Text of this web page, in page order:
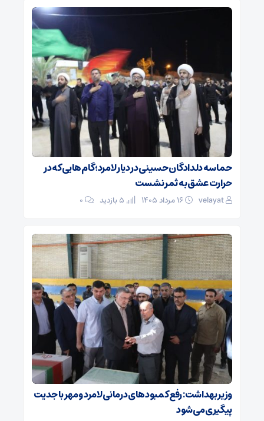
حماسه دلدادگان حسینی در دیار لامرد؛ گام‌هایی که در
حرارت عشق به ثمر نشست
velayat ۰
وزیر بهداشت: رفع کمبودهای درمانی لامرد و مهر با جدیت
پیگیری می‌شود